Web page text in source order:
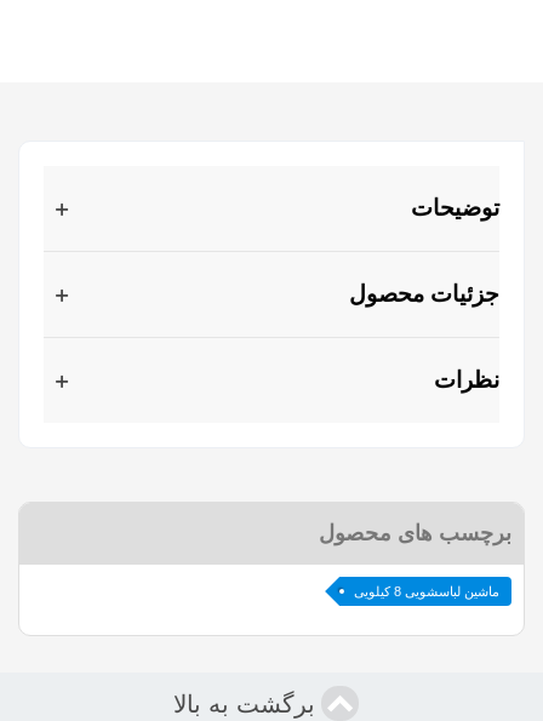
توضیحات
جزئیات محصول
نظرات
برچسب های محصول
ماشین لباسشویی 8 کیلویی
برگشت به بالا